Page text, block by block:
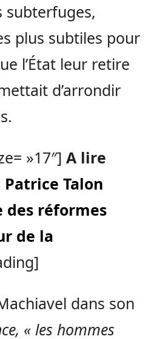
plus subtiles pour
l’État leur retire
d’arrondir
»17″] A lire
Patrice Talon
des réformes
de la
dans son
« les hommes